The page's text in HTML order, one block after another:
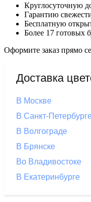
Круглосуточную
Гарантию
Бесплатную
Более 17 готовых
Оформите заказ прямо
Доставка
В Москве
В Санкт-
В Волгограде
В Брянске
Во Владивостоке
В Екатеринбурге